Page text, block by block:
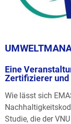
Eine
Zertifizierer und
Wie lässt sich
Studie, die der